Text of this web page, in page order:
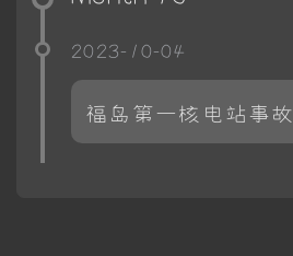
2023-10-04
福岛第一核电站事故